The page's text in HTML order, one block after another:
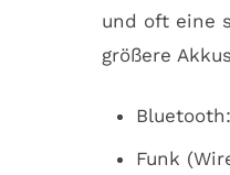
und oft eine
größere
Funk